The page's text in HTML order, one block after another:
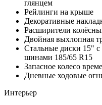
глянцем
Рейлинги на крыше
Декоративные
Расширители
Двойная выхлопная
Стальные диски 15"
шинами 185/65 R15
Запасное колесо
Дневные ходовые
Интерьер